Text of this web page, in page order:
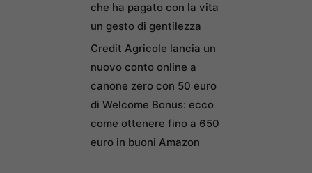
che ha pagato con la vita
un gesto di gentilezza
Credit Agricole lancia un
nuovo conto online a
canone zero con 50 euro
di Welcome Bonus: ecco
come ottenere fino a 650
euro in buoni Amazon